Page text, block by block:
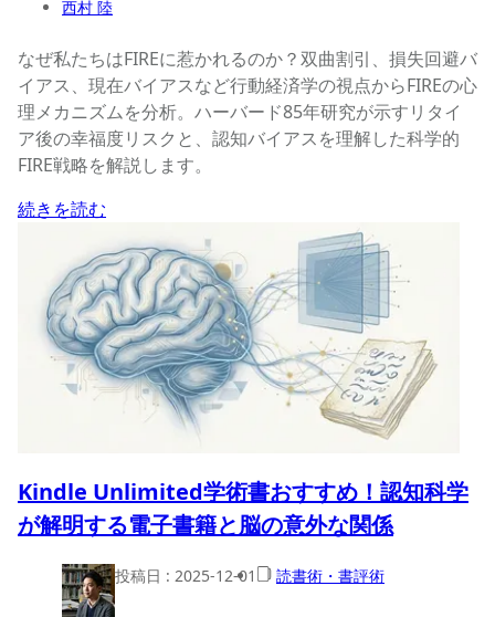
西村 陸
なぜ私たちはFIREに惹かれるのか？双曲割引、損失回避バ
イアス、現在バイアスなど行動経済学の視点からFIREの心
理メカニズムを分析。ハーバード85年研究が示すリタイ
ア後の幸福度リスクと、認知バイアスを理解した科学的
FIRE戦略を解説します。
続きを読む
Kindle Unlimited学術書おすすめ！認知科学
が解明する電子書籍と脳の意外な関係
投稿日 : 2025-12-01 読書術・書評術